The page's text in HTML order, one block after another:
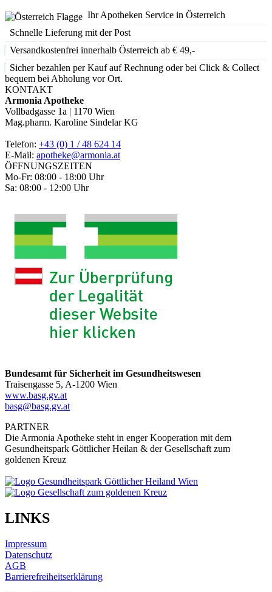
Ihr Apotheken Service in Österreich
Schnelle Lieferung mit der Post
Versandkostenfrei innerhalb Österreich ab € 49,-
Sicher bezahlen per Kauf auf Rechnung oder bei Click & Collect
bequem bei Abholung vor Ort.
KONTAKT
Armonia Apotheke
Vollbadgasse 1a | 1170 Wien
Mag.pharm. Karoline Sindelar KG
Telefon: +43 (0) 1 / 48 624 14
E-Mail: apotheke@armonia.at
ÖFFNUNGSZEITEN
Mo-Fr: 08:00 - 18:00 Uhr
Sa: 08:00 - 12:00 Uhr
Bundesamt für Sicherheit im Gesundheitswesen
Traisengasse 5, A-1200 Wien
www.basg.gv.at
basg@basg.gv.at
PARTNER
Die Armonia Apotheke steht in enger Kooperation mit dem
Gesundheitspark Göttlicher Heilan & der Gesellschaft zum
goldenen Kreuz
LINKS
Impressum
Datenschutz
AGB
Barrierefreiheitserklärung